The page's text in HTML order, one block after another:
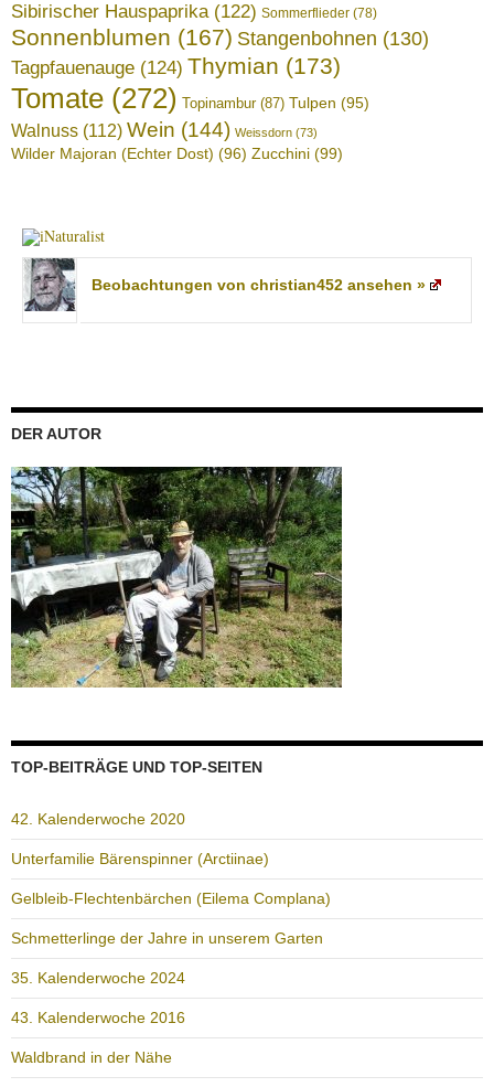
Sibirischer Hauspaprika(122) Sommerflieder (78)
Sonnenblumen (167) Stangenbohnen (130)
Tagpfauenauge (124) Thymian (173)
Tomate (272) Topinambur(87) Tulpen (95)
Walnuss (112) Wein (144) Weissdorn (73)
Wilder Majoran (Echter Dost) (96) Zucchini (99)
Beobachtungen von christian452 ansehen »
DER AUTOR
TOP-BEITRÄGE UND TOP-SEITEN
42. Kalenderwoche 2020
Unterfamilie Bärenspinner (Arctiinae)
Gelbleib-Flechtenbärchen (Eilema Complana)
Schmetterlinge der Jahre in unserem Garten
35. Kalenderwoche 2024
43. Kalenderwoche 2016
Waldbrand in der Nähe